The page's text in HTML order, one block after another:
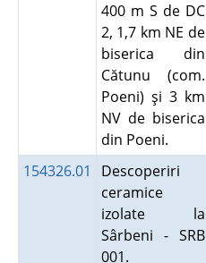
400 m S de DC
2, 1,7 km NE de
biserica din
Cătunu (com.
Poeni) şi 3 km
NV de biserica
din Poeni.
154326.01
Descoperiri
ceramice
izolate la
Sârbeni - SRB
001.